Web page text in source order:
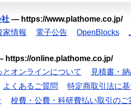
社 — https://www.plathome.co.jp/
家情報 電子公告 OpenBlocks
https://online.plathome.co.jp/
とオンラインについて
見積書・
よくあるご質問
特定商取引法に
校費・公費・科研費払い取引のご